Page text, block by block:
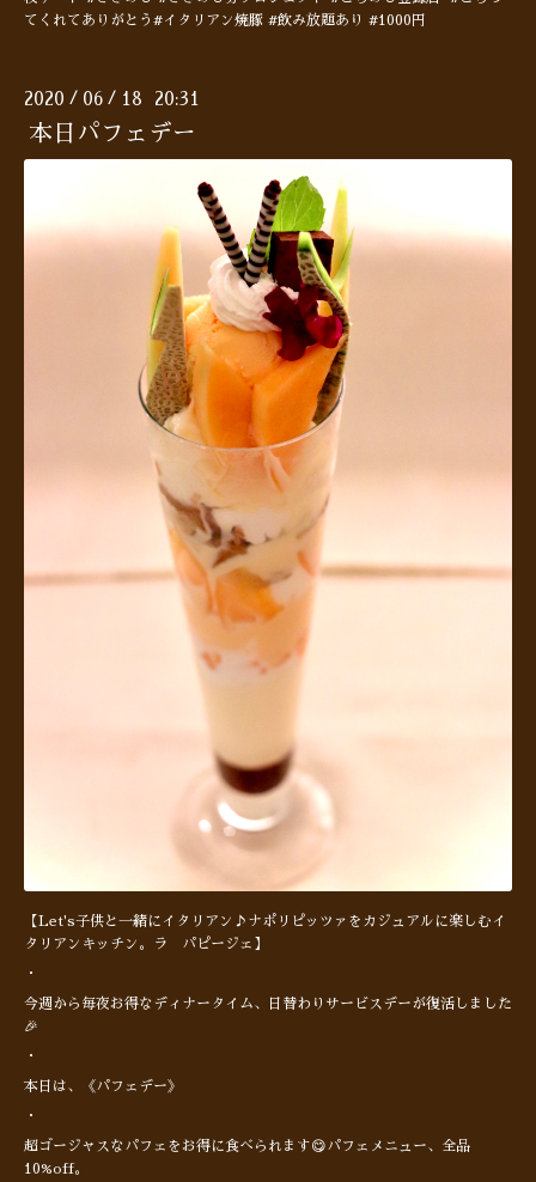
てくれてありがとう#イタリアン焼豚 #飲み放題あり #1000円
2020 / 06 / 18 20:31
本日パフェデー
【Let's子供と一緒にイタリアン♪ナポリピッツァをカジュアルに楽しむイ
タリアンキッチン。ラ パピージェ】
・
今週から毎夜お得なディナータイム、日替わりサービスデーが復活しました
🎉
・
本日は、《パフェデー》
・
超ゴージャスなパフェをお得に食べられます😋パフェメニュー、全品
10%off。